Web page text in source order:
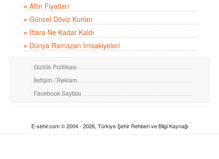
» Altın Fiyatları
» Güncel Döviz Kurları
» İftara Ne Kadar Kaldı
» Dünya Ramazan İmsakiyeleri
Gizlilik Politikası
İletişim / Reklam
Facebook Sayfası
E-sehir.com © 2004 - 2026, Türkiye Şehir Rehberi ve Bilgi Kaynağı